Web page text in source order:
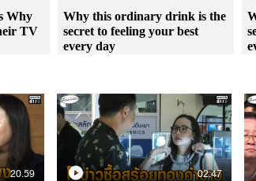
20.59 02.47